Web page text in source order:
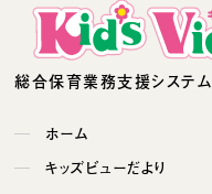
総合保育業務支援システム
ホーム
キッズビューだより